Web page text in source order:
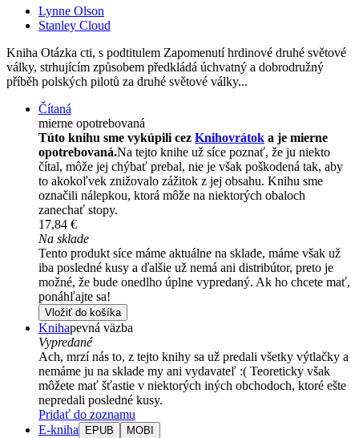
Lynne Olson
Stanley Cloud
Kniha Otázka cti, s podtitulem Zapomenutí hrdinové druhé světové
války, strhujícím způsobem předkládá úchvatný a dobrodružný
příběh polských pilotů za druhé světové války...
Čítaná
mierne opotrebovaná
Túto knihu sme vykúpili cez Knihovrátok a je mierne
opotrebovaná.Na tejto knihe už síce poznať, že ju niekto
čítal, môže jej chýbať prebal, nie je však poškodená tak, aby
to akokoľvek znižovalo zážitok z jej obsahu. Knihu sme
označili nálepkou, ktorá môže na niektorých obaloch
zanechať stopy.
17,84 €
Na sklade
Tento produkt síce máme aktuálne na sklade, máme však už
iba posledné kusy a ďalšie už nemá ani distribútor, preto je
možné, že bude onedlho úplne vypredaný. Ak ho chcete mať,
ponáhľajte sa!
Vložiť do košíka
Knihapevná väzba
Vypredané
Ach, mrzí nás to, z tejto knihy sa už predali všetky výtlačky a
nemáme ju na sklade my ani vydavateľ :( Teoreticky však
môžete mať šťastie v niektorých iných obchodoch, ktoré ešte
nepredali posledné kusy.
Pridať do zoznamu
E-kniha
EPUB MOBI